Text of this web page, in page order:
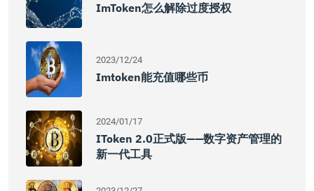
ImToken怎么解除过度授权
2023/12/24
Imtoken能充值哪些币
2024/01/17
IToken 2.0正式版——数字资产管理的
新一代工具